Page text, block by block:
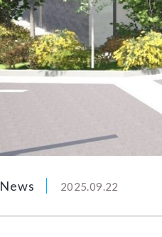
News 2025.09.22
News 2025.08.31
News 2025.06.23
News 2024.10.02